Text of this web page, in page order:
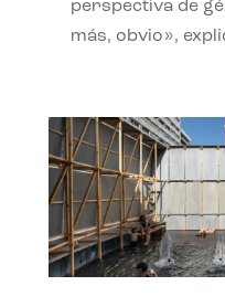
perspectiva de
más, obvio»,